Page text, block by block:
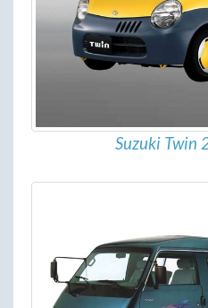
Suzuki Twin